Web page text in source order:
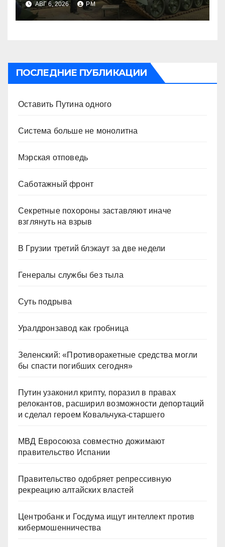
АВГ 6, 2026 РМ
ПОСЛЕДНИЕ ПУБЛИКАЦИИ
Оставить Путина одного
Система больше не монолитна
Мэрская отповедь
Саботажный фронт
Секретные похороны заставляют иначе
взглянуть на взрыв
В Грузии третий блэкаут за две недели
Генералы службы без тыла
Суть подрыва
Уралдронзавод как гробница
Зеленский: «Противоракетные средства могли
бы спасти погибших сегодня»
Путин узаконил крипту, поразил в правах
релокантов, расширил возможности депортаций
и сделал героем Ковальчука-старшего
МВД Евросоюза совместно дожимают
правительство Испании
Правительство одобряет репрессивную
рекреацию алтайских властей
Центробанк и Госдума ищут интеллект против
кибермошенничества